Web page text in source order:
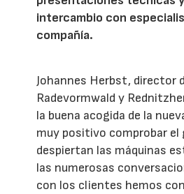
intercambio con
compañía.
Johannes Herbst, director
Radevormwald y
la buena acogida de la
muy positivo comprobar el
despiertan las máquinas
las numerosas
con los clientes hemos